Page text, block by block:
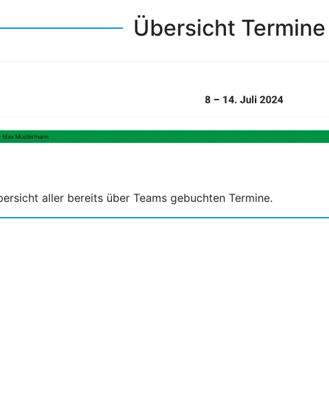
Übersicht Termine
aller bereits über Teams gebuchten Termine.